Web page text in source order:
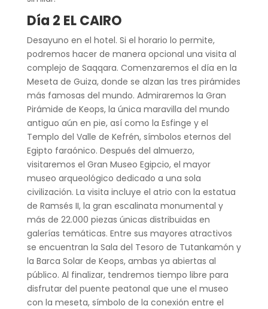
Día 2 EL CAIRO
Desayuno en el hotel. Si el horario lo permite,
podremos hacer de manera opcional una visita al
complejo de Saqqara. Comenzaremos el día en la
Meseta de Guiza, donde se alzan las tres pirámides
más famosas del mundo. Admiraremos la Gran
Pirámide de Keops, la única maravilla del mundo
antiguo aún en pie, así como la Esfinge y el
Templo del Valle de Kefrén, símbolos eternos del
Egipto faraónico. Después del almuerzo,
visitaremos el Gran Museo Egipcio, el mayor
museo arqueológico dedicado a una sola
civilización. La visita incluye el atrio con la estatua
de Ramsés II, la gran escalinata monumental y
más de 22.000 piezas únicas distribuidas en
galerías temáticas. Entre sus mayores atractivos
se encuentran la Sala del Tesoro de Tutankamón y
la Barca Solar de Keops, ambas ya abiertas al
público. Al finalizar, tendremos tiempo libre para
disfrutar del puente peatonal que une el museo
con la meseta, símbolo de la conexión entre el